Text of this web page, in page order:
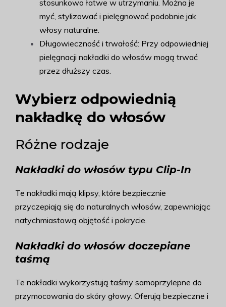
stosunkowo łatwe w utrzymaniu. Można je
myć, stylizować i pielęgnować podobnie jak
włosy naturalne.
Długowieczność i trwałość: Przy odpowiedniej
pielęgnacji nakładki do włosów mogą trwać
przez dłuższy czas.
Wybierz odpowiednią
nakładkę do włosów
Różne rodzaje
Nakładki do włosów typu Clip-In
Te nakładki mają klipsy, które bezpiecznie
przyczepiają się do naturalnych włosów, zapewniając
natychmiastową objętość i pokrycie.
Nakładki do włosów doczepiane
taśmą
Te nakładki wykorzystują taśmy samoprzylepne do
przymocowania do skóry głowy. Oferują bezpieczne i